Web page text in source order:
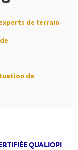
de terrain
de
QUALIOPI